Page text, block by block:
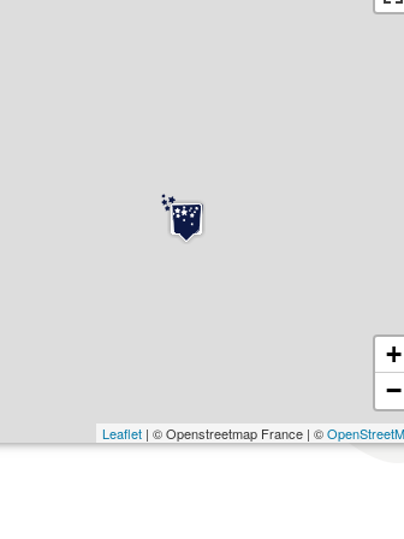
+
−
Leaflet| © Openstreetmap France | ©